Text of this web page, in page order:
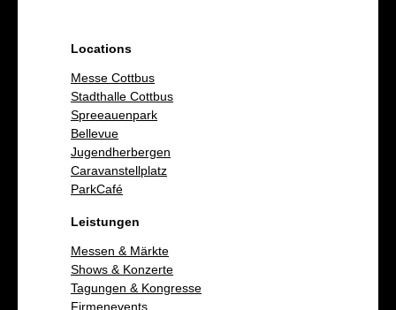
Locations
Messe Cottbus
Stadthalle Cottbus
Spreeauenpark
Bellevue
Jugendherbergen
Caravanstellplatz
ParkCafé
Leistungen
Messen & Märkte
Shows & Konzerte
Tagungen & Kongresse
Firmenevents